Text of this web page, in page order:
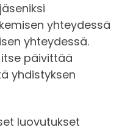
yhteydessä
yhteydessä.
päivittää
yhdistyksen
luovutukset